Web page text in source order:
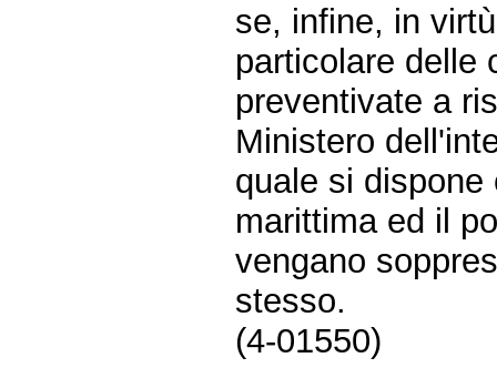
se, infine, in
particolare delle
preventivate a
Ministero
quale si
marittima ed il
vengano
stesso.
(4-01550)